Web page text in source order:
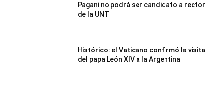
Pagani no podrá ser candidato a rector
de la UNT
Histórico: el Vaticano confirmó la visita
del papa León XIV a la Argentina